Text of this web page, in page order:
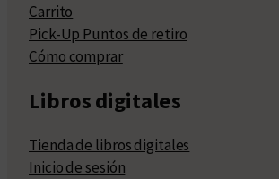
Carrito
Pick-Up Puntos de retiro
Cómo comprar
Libros digitales
Tienda de libros digitales
Inicio de sesión